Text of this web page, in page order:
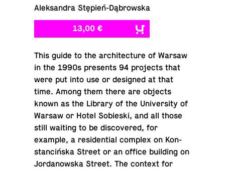
Aleksandra Stępień-Dąbrowska
13,00 €
This guide to the ar­chi­tec­ture of Warsaw
in the 1990s pre­sents 94 pro­jects that
were put into use or de­signed at that
time. Among them there are objects
known as the Library of the Uni­ver­sity of
Warsaw or Hotel So­bieski, and all those
still waiting to be dis­cov­ered, for
example, a res­i­den­tial complex on Kon­
stancińska Street or an office build­ing on
Jor­danowska Street. The context for